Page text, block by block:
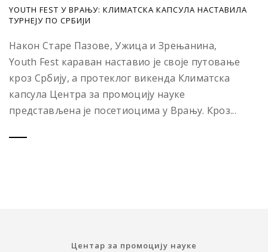
YOUTH FEST У ВРАЊУ: КЛИМАТСКА КАПСУЛА НАСТАВИЛА
ТУРНЕЈУ ПО СРБИЈИ
Након Старе Пазове, Ужица и Зрењанина,
Youth Fest караван наставио је своје путовање
кроз Србију, а протеклог викенда Климатска
капсула Центра за промоцију науке
представљена је посетиоцима у Врању. Кроз...
Центар за промоцију науке